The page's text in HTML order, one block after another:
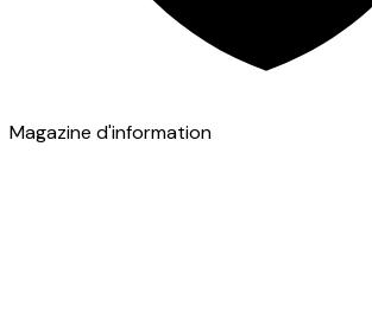
Magazine d'information